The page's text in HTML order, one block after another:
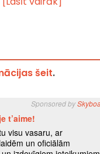
šeit.